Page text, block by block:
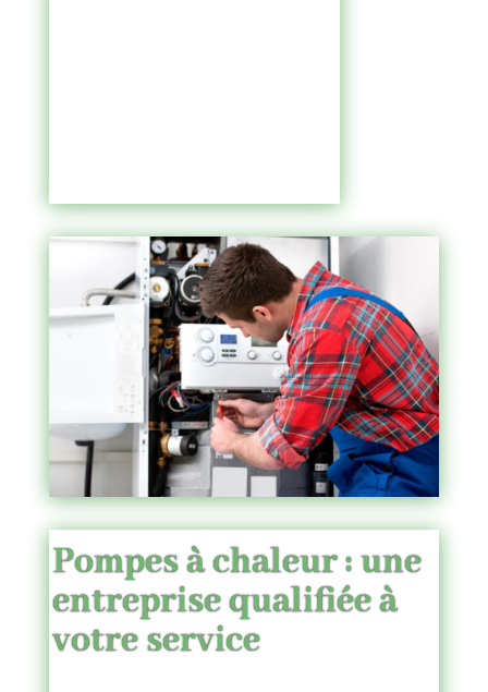
Pompes à chaleur: une
entreprise qualifiée à
votre service